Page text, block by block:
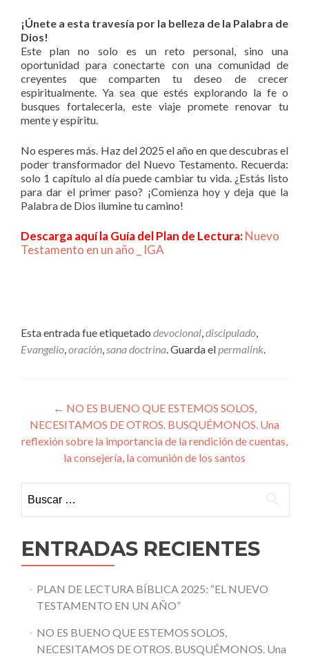
¡Únete a esta travesía por la belleza de la Palabra de
Dios!
Este plan no solo es un reto personal, sino una
oportunidad para conectarte con una comunidad de
creyentes que comparten tu deseo de crecer
espiritualmente. Ya sea que estés explorando la fe o
busques fortalecerla, este viaje promete renovar tu
mente y espíritu.
No esperes más. Haz del 2025 el año en que descubras el
poder transformador del Nuevo Testamento. Recuerda:
solo 1 capítulo al día puede cambiar tu vida. ¿Estás listo
para dar el primer paso? ¡Comienza hoy y deja que la
Palabra de Dios ilumine tu camino!
Descarga aquí la Guía del Plan de Lectura:Nuevo
Testamento en un año _ IGA
Esta entrada fue etiquetado devocional,discipulado,
Evangelio,oración,sana doctrina. Guarda elpermalink.
Navegación
de
entradas
← NO ES BUENO QUE ESTEMOS SOLOS,
NECESITAMOS DE OTROS. BUSQUÉMONOS. Una
reflexión sobre la importancia de la rendición de cuentas,
la consejería, la comunión de los santos
ENTRADAS RECIENTES
PLAN DE LECTURA BÍBLICA 2025: “EL NUEVO
TESTAMENTO EN UN AÑO”
NO ES BUENO QUE ESTEMOS SOLOS,
NECESITAMOS DE OTROS. BUSQUÉMONOS. Una